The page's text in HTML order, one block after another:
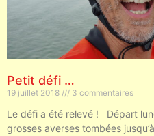
Petit défi …
19 juillet 2018 3 commentaires
Le défi a été relevé ! Départ
grosses averses tombées